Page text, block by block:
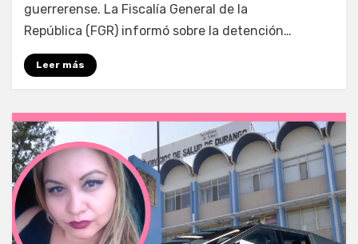
guerrerense. La Fiscalía General de la
República (FGR) informó sobre la detención…
Leer más